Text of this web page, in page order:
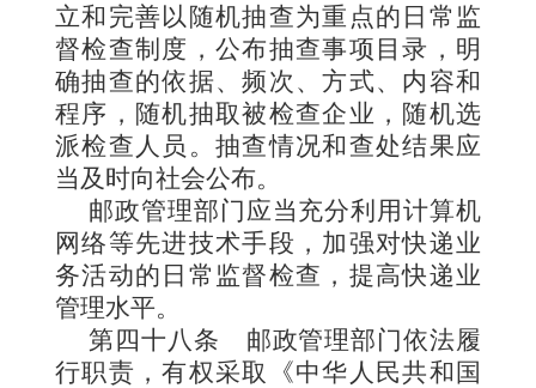
立和完善以随机抽查为重点的日常监
督检查制度，公布抽查事项目录，明
确抽查的依据、频次、方式、内容和
程序，随机抽取被检查企业，随机选
派检查人员。抽查情况和查处结果应
当及时向社会公布。
邮政管理部门应当充分利用计算机
网络等先进技术手段，加强对快递业
务活动的日常监督检查，提高快递业
管理水平。
第四十八条 邮政管理部门依法履
行职责，有权采取《中华人民共和国